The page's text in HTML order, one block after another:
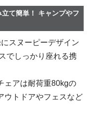
て簡単！ キャンプやフ
スヌーピーデザイン
でしっかり座れる携
ェアは耐荷重80kgの
ウトドアやフェスなど